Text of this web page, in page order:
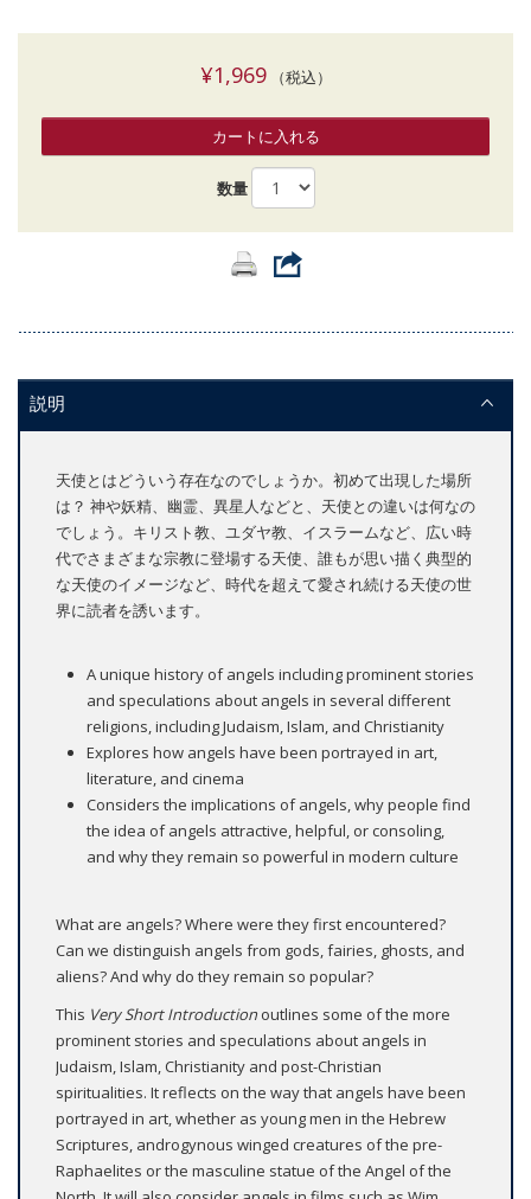
¥1,969（税込）
カートに入れる
数量
説明
天使とはどういう存在なのでしょうか。初めて出現した場所
は？ 神や妖精、幽霊、異星人などと、天使との違いは何なの
でしょう。キリスト教、ユダヤ教、イスラームなど、広い時
代でさまざまな宗教に登場する天使、誰もが思い描く典型的
な天使のイメージなど、時代を超えて愛され続ける天使の世
界に読者を誘います。
A unique history of angels including prominent stories
and speculations about angels in several different
religions, including Judaism, Islam, and Christianity
Explores how angels have been portrayed in art,
literature, and cinema
Considers the implications of angels, why people find
the idea of angels attractive, helpful, or consoling,
and why they remain so powerful in modern culture
What are angels? Where were they first encountered?
Can we distinguish angels from gods, fairies, ghosts, and
aliens? And why do they remain so popular?
This Very Short Introductionoutlines some of the more
prominent stories and speculations about angels in
Judaism, Islam, Christianity and post-Christian
spiritualities. It reflects on the way that angels have been
portrayed in art, whether as young men in the Hebrew
Scriptures, androgynous winged creatures of the pre-
Raphaelites or the masculine statue of the Angel of the